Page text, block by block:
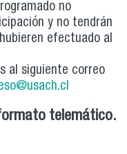
no
y no tendrán
efectuado al
al siguiente correo
telemático.